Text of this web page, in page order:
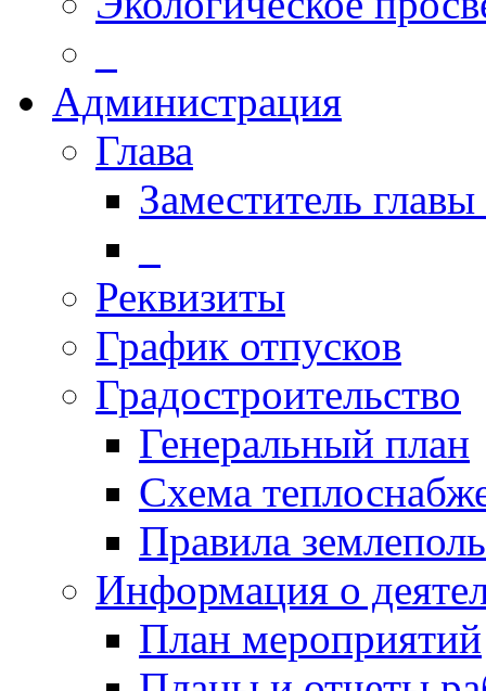
Администрация
Глава
Заместитель
Реквизиты
График отпусков
Градостроительство
Генеральный план
Схема
Правила
Информация о
План мероприятий